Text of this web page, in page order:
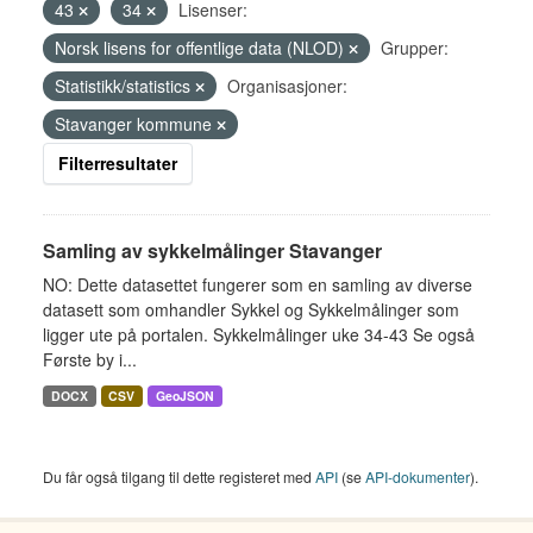
43
34
Lisenser:
Norsk lisens for offentlige data (NLOD)
Grupper:
Statistikk/statistics
Organisasjoner:
Stavanger kommune
Filterresultater
Samling av sykkelmålinger Stavanger
NO: Dette datasettet fungerer som en samling av diverse
datasett som omhandler Sykkel og Sykkelmålinger som
ligger ute på portalen. Sykkelmålinger uke 34-43 Se også
Første by i...
DOCX CSV GeoJSON
Du får også tilgang til dette registeret med API (seAPI-dokumenter).